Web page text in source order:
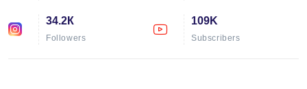
34.2К
Followers
109K
Subscribers